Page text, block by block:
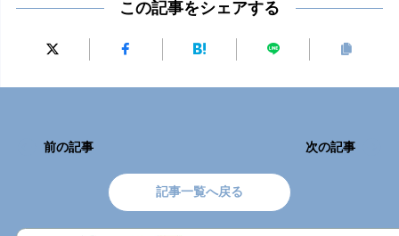
この記事をシェアする
前の記事
記事一覧へ戻る
次の記事